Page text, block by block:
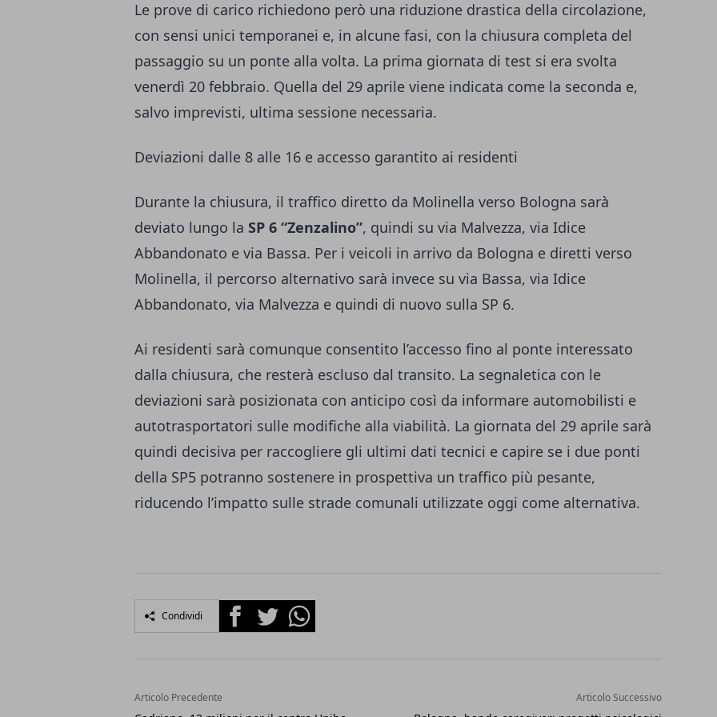
Le prove di carico richiedono però una riduzione drastica della circolazione,
con sensi unici temporanei e, in alcune fasi, con la chiusura completa del
passaggio su un ponte alla volta. La prima giornata di test si era svolta
venerdì 20 febbraio. Quella del 29 aprile viene indicata come la seconda e,
salvo imprevisti, ultima sessione necessaria.
Deviazioni dalle 8 alle 16 e accesso garantito ai residenti
Durante la chiusura, il traffico diretto da Molinella verso Bologna sarà
deviato lungo la SP 6 “Zenzalino”, quindi su via Malvezza, via Idice
Abbandonato e via Bassa. Per i veicoli in arrivo da Bologna e diretti verso
Molinella, il percorso alternativo sarà invece su via Bassa, via Idice
Abbandonato, via Malvezza e quindi di nuovo sulla SP 6.
Ai residenti sarà comunque consentito l’accesso fino al ponte interessato
dalla chiusura, che resterà escluso dal transito. La segnaletica con le
deviazioni sarà posizionata con anticipo così da informare automobilisti e
autotrasportatori sulle modifiche alla viabilità. La giornata del 29 aprile sarà
quindi decisiva per raccogliere gli ultimi dati tecnici e capire se i due ponti
della SP5 potranno sostenere in prospettiva un traffico più pesante,
riducendo l’impatto sulle strade comunali utilizzate oggi come alternativa.
Condividi FacebookTwitterWhatsapp
Articolo Precedente Articolo Successivo